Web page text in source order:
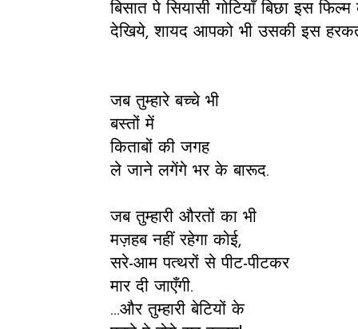
बिसात पे सियासी गोटियाँ बिछा इस
देखिये, शायद आपको भी उसकी इस
जब तुम्हारे बच्चे भी
बस्तों में
किताबों की जगह
ले जाने लगेंगे भर के बारूद.
जब तुम्हारी औरतों का भी
मज़हब नहीं रहेगा कोई,
सरे-आम पत्थरों से पीट-पीटकर
मार दी जाएँगी.
...और तुम्हारी बेटियों के